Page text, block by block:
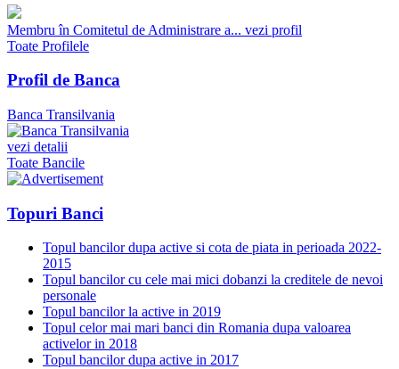
Membru în Comitetul de Administrare a... vezi profil
Toate Profilele
Profil de Banca
Banca Transilvania
vezi detalii
Toate Bancile
Topuri Banci
Topul bancilor dupa active si cota de piata in perioada 2022-
2015
Topul bancilor cu cele mai mici dobanzi la creditele de nevoi
personale
Topul bancilor la active in 2019
Topul celor mai mari banci din Romania dupa valoarea
activelor in 2018
Topul bancilor dupa active in 2017